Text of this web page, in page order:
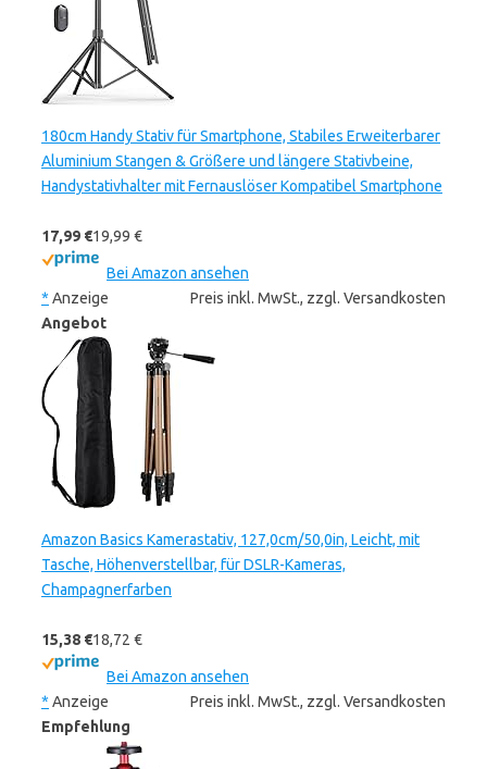
180cm Handy Stativ für Smartphone, Stabiles Erweiterbarer
Aluminium Stangen & Größere und längere Stativbeine,
Handystativhalter mit Fernauslöser Kompatibel Smartphone
17,99 €19,99 €
Bei Amazon ansehen
* Anzeige
Preis inkl. MwSt., zzgl. Versandkosten
Angebot
Amazon Basics Kamerastativ, 127,0cm/50,0in, Leicht, mit
Tasche, Höhenverstellbar, für DSLR-Kameras,
Champagnerfarben
15,38 €18,72 €
Bei Amazon ansehen
* Anzeige
Preis inkl. MwSt., zzgl. Versandkosten
Empfehlung